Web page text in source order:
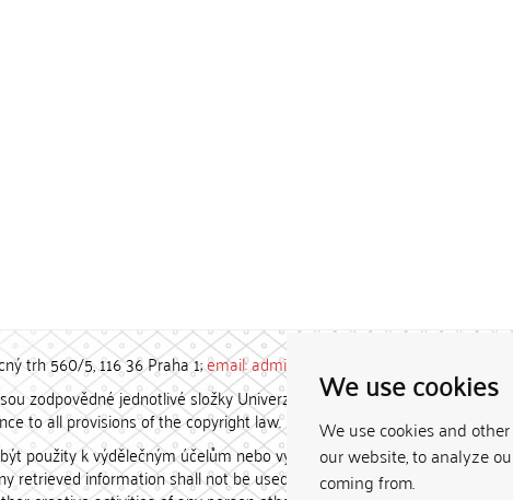
We use cookies
We use cookies and
our website, to analyze
coming from.
trh 560/5, 116 36 Praha 1;email: admin-repozitar [at] cuni.cz
zodpovědné jednotlivé složky Univerzity Karlovy. / Each constituent
to all provisions of the copyright law.
použity k výdělečným účelům nebo vydávány za studijní, vědeckou
retrieved information shall not be used for any commercial purposes